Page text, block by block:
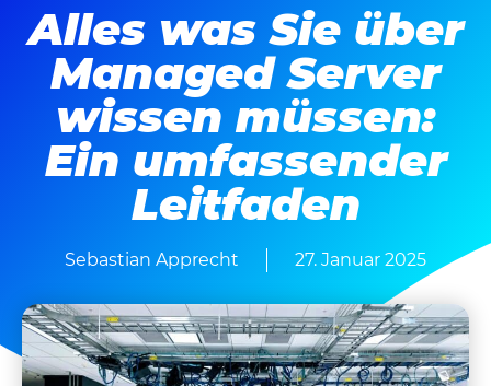
Alles was Sie über
Managed Server
wissen müssen:
Ein umfassender
Leitfaden
Sebastian Apprecht 27. Januar 2025